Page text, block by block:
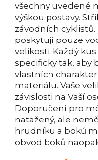
všechny uvedené
výškou postavy.
závodních
poskytují pouze
velikosti. Každý
specificky tak, aby
vlastních
materiálu. Vaše
závislosti na Vaší
Doporučení pro
natažený, ale
hrudníku a boků
obvod boků